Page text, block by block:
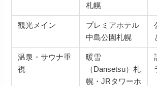
札幌
観光メイン
プレミアホテル
中島公園札幌
温泉・サウナ重
視
暖雪
（Dansetsu）札
幌・JRタワーホ